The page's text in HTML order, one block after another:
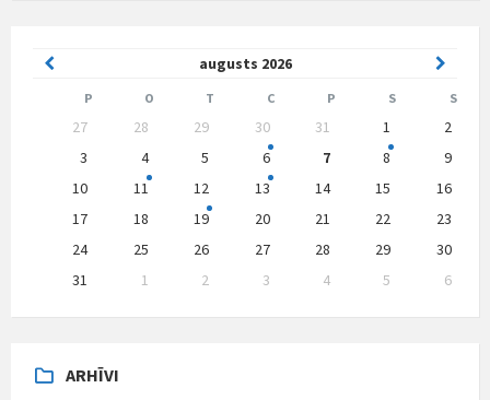
augusts 2026
Previous
Month
Month
P O T C P S S
calendar
27 28 29 30 31 1
2
3
4 5 6 7 8
9
10
11 12 13 14 15
16
17
18 19 20 21 22
23
24
25 26 27 28 29
30
31
1 2 3 4 5
6
to
ARHĪVI